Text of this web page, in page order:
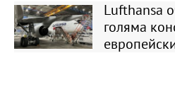
Lufthansa
голяма